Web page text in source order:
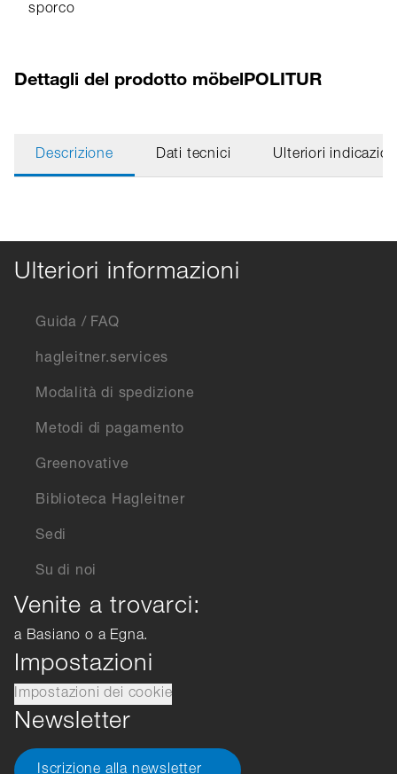
sporco
Dettagli del prodotto möbelPOLITUR
Descrizione Dati tecnici Ulteriori
Ulteriori informazioni
Guida / FAQ
hagleitner.services
Modalità di spedizione
Metodi di pagamento
Greenovative
Biblioteca Hagleitner
Sedi
Su di noi
Venite a trovarci:
a Basiano o a Egna.
Impostazioni
Impostazioni dei cookie
Newsletter
Iscrizione alla newsletter